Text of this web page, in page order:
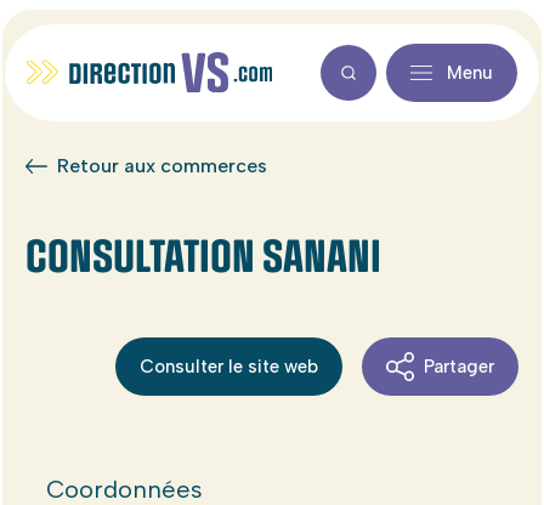
Menu
Retour aux commerces
CONSULTATION SANANI
Consulter le site web Partager
Coordonnées